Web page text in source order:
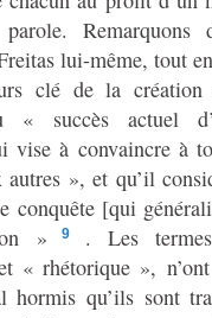
Remarquons
lui-même, tout
clé de la création
« succès actuel
vise à convaincre à
autres », et qu’il
conquête [qui
» 9
. Les
« rhétorique »,
hormis qu’ils sont